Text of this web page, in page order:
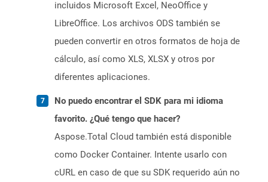
incluidos Microsoft Excel, NeoOffice y
LibreOffice. Los archivos ODS también se
pueden convertir en otros formatos de hoja de
cálculo, así como XLS, XLSX y otros por
diferentes aplicaciones.
No puedo encontrar el SDK para mi idioma
favorito. ¿Qué tengo que hacer?
Aspose.Total Cloud también está disponible
como Docker Container. Intente usarlo con
cURL en caso de que su SDK requerido aún no